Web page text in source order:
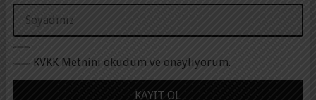
KVKK Metnini okudum ve onaylıyorum.